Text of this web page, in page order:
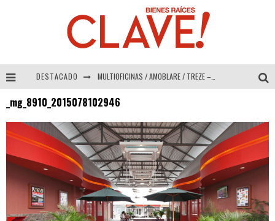
DESTACADO MULTIOFICINAS / AMOBLARE / TREZE – Especial Interiorismo & Decoración 2026
COLINEAL – Especial Interiorismo & Decoración 2026
ADRIANA HOYOS DESIGN STUDIO – Especial Interiorismo & Decoración 2026
_mg_8910_2015078102946